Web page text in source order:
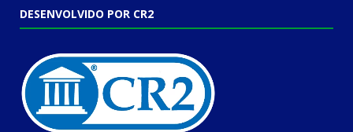
DESENVOLVIDO POR CR2